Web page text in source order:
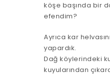
köşe başında bir
efendim?
Ayrıca kar
yapardık.
Dağ köylerindeki
kuyularından